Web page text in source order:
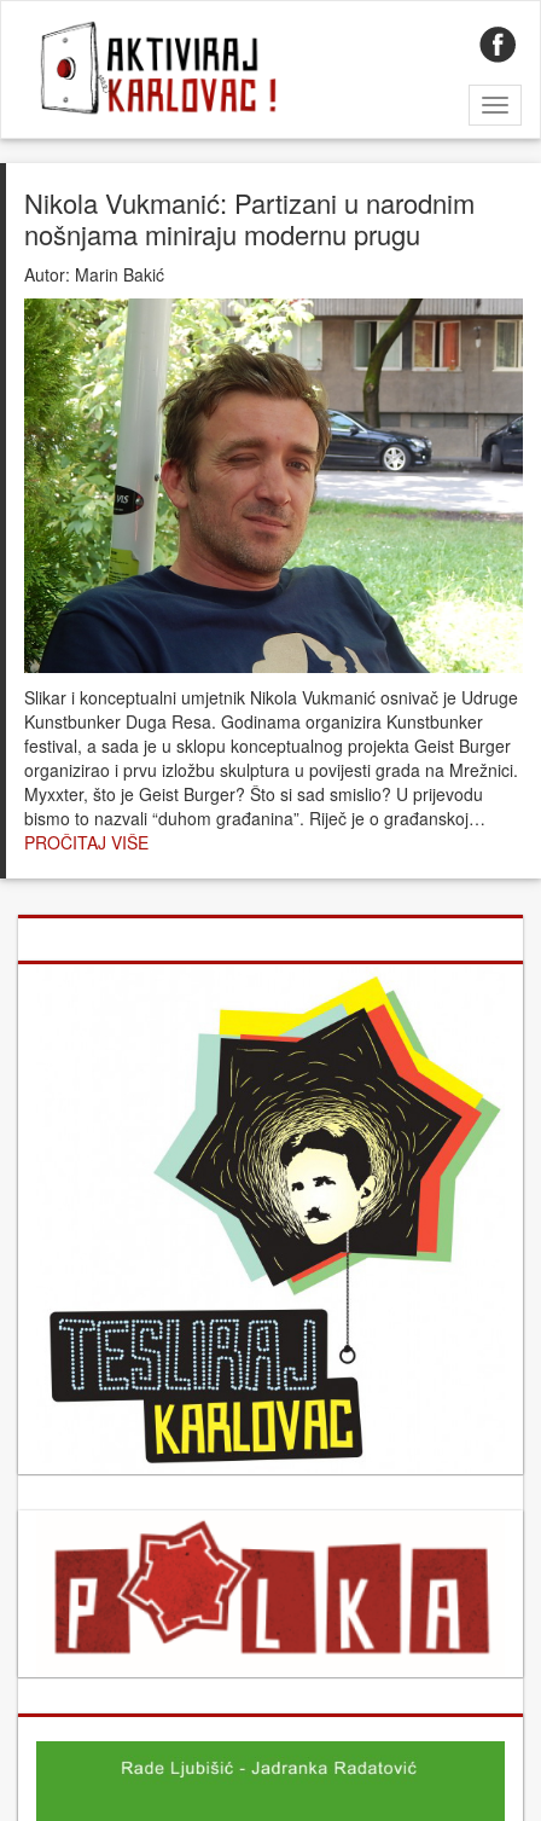
Nikola Vukmanić: Partizani u narodnim
nošnjama miniraju modernu prugu
Autor: Marin Bakić
Slikar i konceptualni umjetnik Nikola Vukmanić osnivač je Udruge
Kunstbunker Duga Resa. Godinama organizira Kunstbunker
festival, a sada je u sklopu konceptualnog projekta Geist Burger
organizirao i prvu izložbu skulptura u povijesti grada na Mrežnici.
Myxxter, što je Geist Burger? Što si sad smislio? U prijevodu
bismo to nazvali “duhom građanina”. Riječ je o građanskoj…
PROČITAJ VIŠE